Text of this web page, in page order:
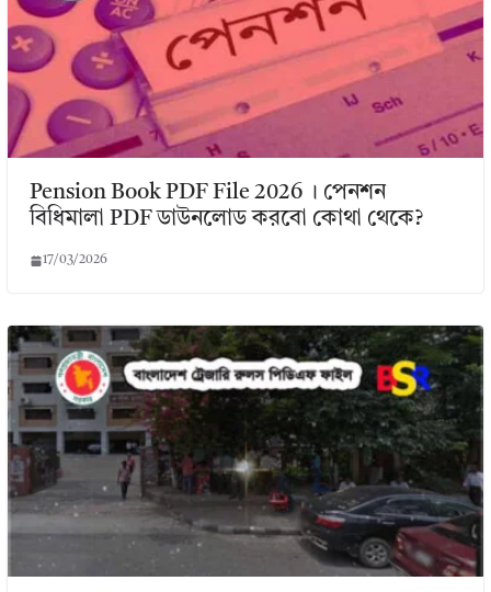
Pension Book PDF File 2026 । পেনশন
বিধিমালা PDF ডাউনলোড করবো কোথা থেকে?
17/03/2026